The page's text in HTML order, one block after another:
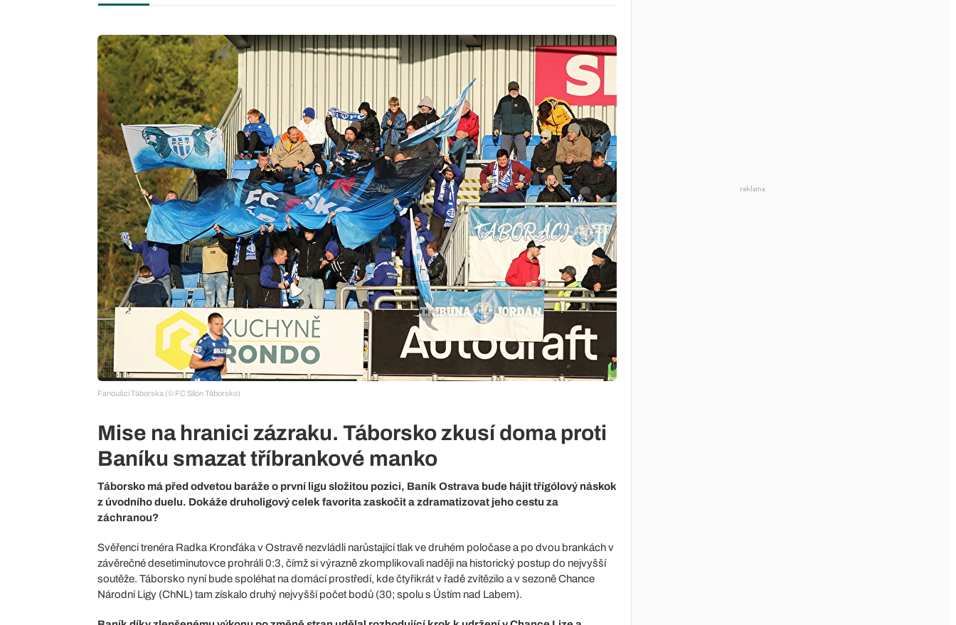
Fanoušci Táborska (© FC Silon Táborsko)
Mise na hranici zázraku. Táborsko zkusí doma proti
Baníku smazat tříbrankové manko
Táborsko má před odvetou baráže o první ligu složitou pozici, Baník Ostrava bude hájit třígólový náskok
z úvodního duelu. Dokáže druholigový celek favorita zaskočit a zdramatizovat jeho cestu za
záchranou?
Svěřenci trenéra Radka Kronďáka v Ostravě nezvládli narůstající tlak ve druhém poločase a po dvou brankách v
závěrečné desetiminutovce prohráli 0:3, čímž si výrazně zkomplikovali naději na historický postup do nejvyšší
soutěže. Táborsko nyní bude spoléhat na domácí prostředí, kde čtyřikrát v řadě zvítězilo a v sezoně Chance
Národní Ligy (ChNL) tam získalo druhý nejvyšší počet bodů (30; spolu s Ústím nad Labem).